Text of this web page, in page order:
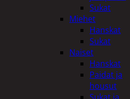
Sukat
Miehet
Hanskat
Sukat
Naiset
Hanskat
Paidat ja
housut